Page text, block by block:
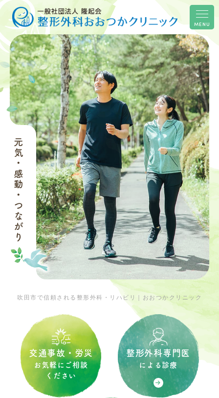
MENU
元気・感動・つながり
吹田市で信頼される整形外科・リハビリ｜おおつかクリニック
交通事故・労災
お気軽にご相談
ください
整形外科専門医
による診療